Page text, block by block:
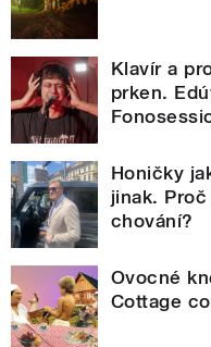
Klavír a
prken.
Honičky
jinak.
chování?
Ovocné
Cottage